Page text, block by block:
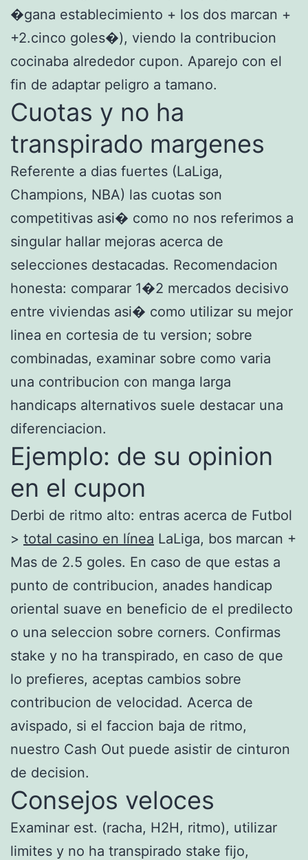
�gana establecimiento + los dos marcan +
+2.cinco goles�), viendo la contribucion
cocinaba alrededor cupon. Aparejo con el
fin de adaptar peligro a tamano.
Cuotas y no ha
transpirado margenes
Referente a dias fuertes (LaLiga,
Champions, NBA) las cuotas son
competitivas asi� como no nos referimos a
singular hallar mejoras acerca de
selecciones destacadas. Recomendacion
honesta: comparar 1�2 mercados decisivo
entre viviendas asi� como utilizar su mejor
linea en cortesia de tu version; sobre
combinadas, examinar sobre como varia
una contribucion con manga larga
handicaps alternativos suele destacar una
diferenciacion.
Ejemplo: de su opinion
en el cupon
Derbi de ritmo alto: entras acerca de Futbol
> total casino en línea LaLiga, bos marcan +
Mas de 2.5 goles. En caso de que estas a
punto de contribucion, anades handicap
oriental suave en beneficio de el predilecto
o una seleccion sobre corners. Confirmas
stake y no ha transpirado, en caso de que
lo prefieres, aceptas cambios sobre
contribucion de velocidad. Acerca de
avispado, si el faccion baja de ritmo,
nuestro Cash Out puede asistir de cinturon
de decision.
Consejos veloces
Examinar est. (racha, H2H, ritmo), utilizar
limites y no ha transpirado stake fijo,